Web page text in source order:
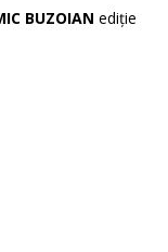
BUZOIAN ediție